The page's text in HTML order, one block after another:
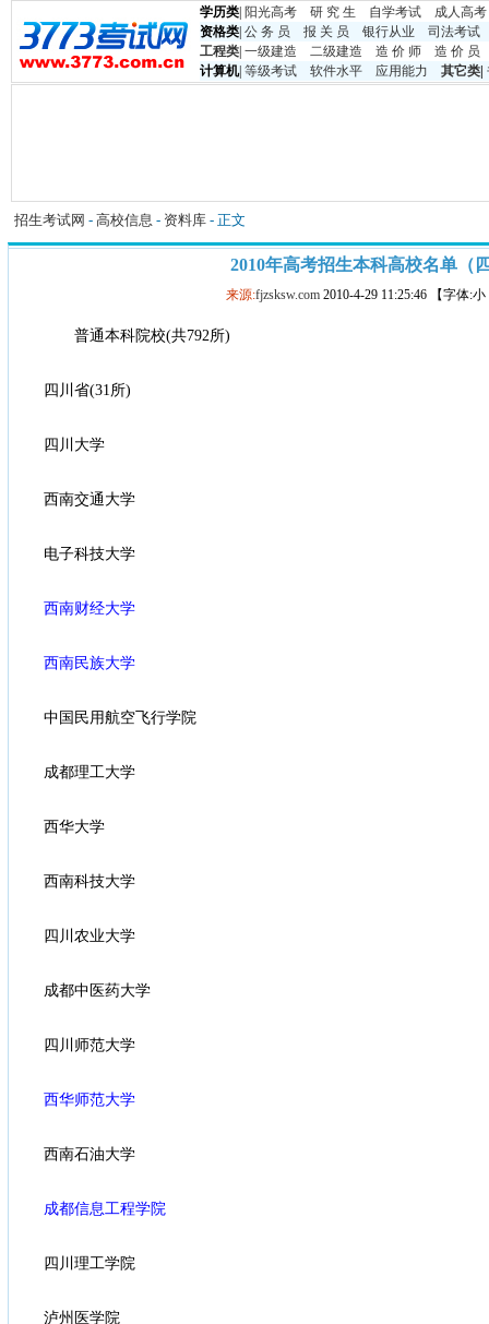
学历类 阳光高考 研 究 生 自学考试
成人高考
资格类 公 务 员 报 关 员 银行从业
司法考试
工程类 一级建造 二级建造 造 价 师
造 价 员
计算机| 等级考试 软件水平 应用能力 其它类
招生考试网 - 高校信息 - 资料库 - 正文
2010年高考招生本科高校名单（
来源:fjzsksw.com 2010-4-29 11:25:46 【字体:
普通本科院校(共792所)
四川省(31所)
四川大学
西南交通大学
电子科技大学
西南财经大学
西南民族大学
中国民用航空飞行学院
成都理工大学
西华大学
西南科技大学
四川农业大学
成都中医药大学
四川师范大学
西华师范大学
西南石油大学
成都信息工程学院
四川理工学院
泸州医学院